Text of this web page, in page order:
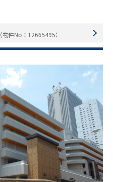
（物件No：12665495）